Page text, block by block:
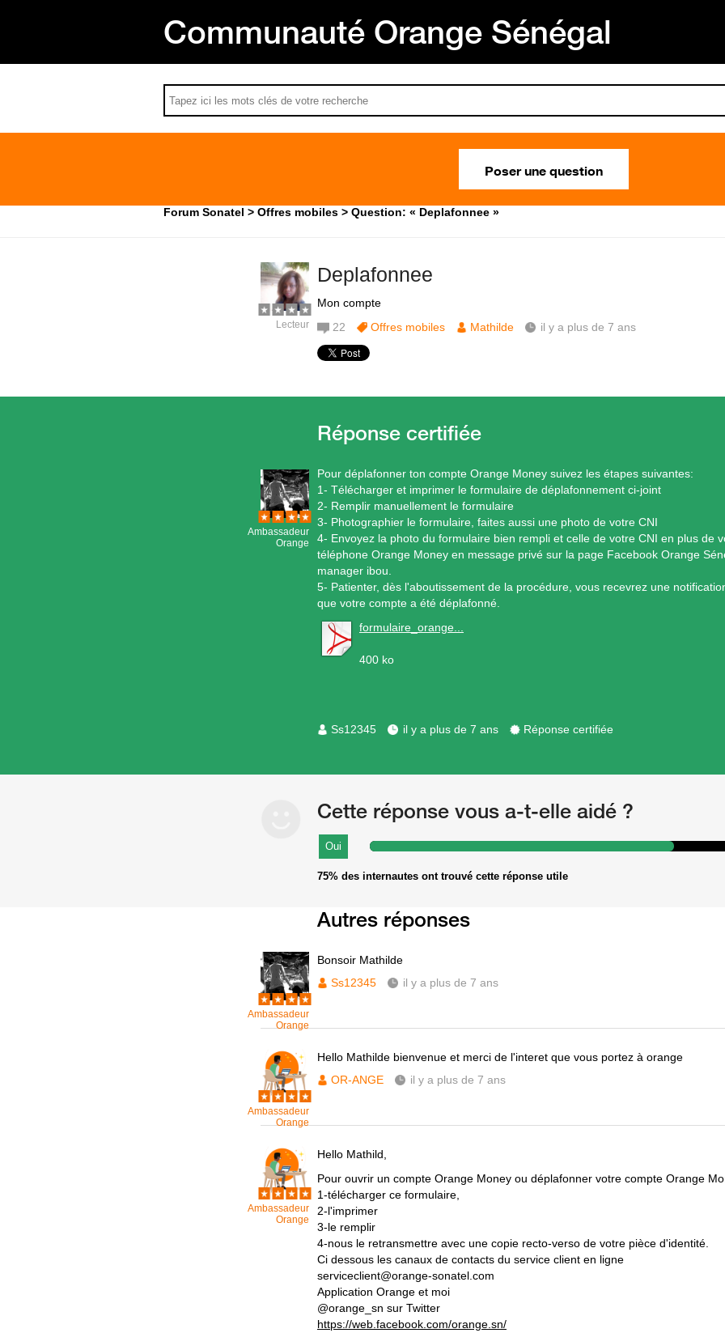
Communauté Orange Sénégal
Poser une question
Forum Sonatel Offres mobiles Question: « Deplafonnee »
Deplafonnee
Mon compte
Lecteur 22 Offres mobiles Mathilde il y a plus de 7 ans
Ambassadeur
Orange
Pour déplafonner ton compte Orange Money suivez les étapes suivantes:
1- Télécharger et imprimer le formulaire de déplafonnement ci-joint
2- Remplir manuellement le formulaire
3- Photographier le formulaire, faites aussi une photo de votre CNI
4- Envoyez la photo du formulaire bien rempli et celle de votre CNI en plus de
téléphone Orange Money en message privé sur la page Facebook Orange
manager ibou.
5- Patienter, dès l'aboutissement de la procédure, vous recevrez une
que votre compte a été déplafonné.
formulaire_orange...
400 ko
Ss12345 il y a plus de 7 ans Réponse certifiée
Cette réponse vous a-t-elle aidé ?
Oui
75% des internautes ont trouvé cette réponse utile
Autres réponses
Ambassadeur
Orange
Bonsoir Mathilde
Ss12345
il y a plus de 7 ans
Ambassadeur
Orange
Hello Mathilde bienvenue et merci de l'interet que vous portez à orange
OR-ANGE
il y a plus de 7 ans
Ambassadeur
Orange
Hello Mathild,
Pour ouvrir un compte Orange Money ou déplafonner votre compte Orange
1-télécharger ce formulaire,
2-l'imprimer
3-le remplir
4-nous le retransmettre avec une copie recto-verso de votre pièce d'identité.
Ci dessous les canaux de contacts du service client en ligne
serviceclient@orange-sonatel.com
Application Orange et moi
@orange_sn sur Twitter
https://web.facebook.com/orange.sn/